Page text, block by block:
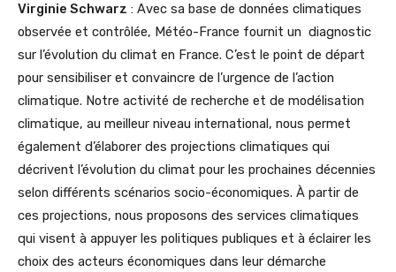
Virginie Schwarz : Avec sa base de données climatiques
observée et contrôlée, Météo-France fournit un diagnostic
sur l’évolution du climat en France. C’est le point de départ
pour sensibiliser et convaincre de l’urgence de l’action
climatique. Notre activité de recherche et de modélisation
climatique, au meilleur niveau international, nous permet
également d’élaborer des projections climatiques qui
décrivent l’évolution du climat pour les prochaines décennies
selon différents scénarios socio-économiques. À partir de
ces projections, nous proposons des services climatiques
qui visent à appuyer les politiques publiques et à éclairer les
choix des acteurs économiques dans leur démarche